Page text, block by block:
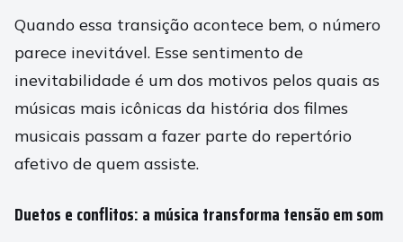
Quando essa transição acontece bem, o número
parece inevitável. Esse sentimento de
inevitabilidade é um dos motivos pelos quais as
músicas mais icônicas da história dos filmes
musicais passam a fazer parte do repertório
afetivo de quem assiste.
Duetos e conflitos: a música transforma tensão em som